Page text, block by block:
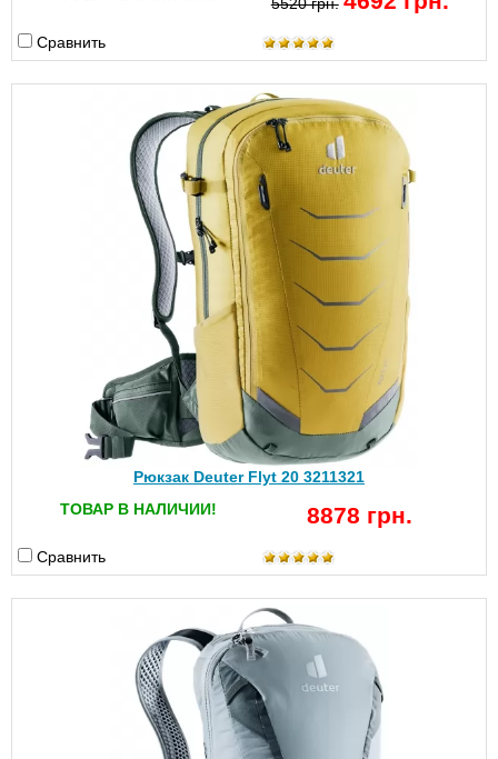
Сравнить
Рюкзак Deuter Flyt 20 3211321
ТОВАР В НАЛИЧИИ!
8878 грн.
Сравнить